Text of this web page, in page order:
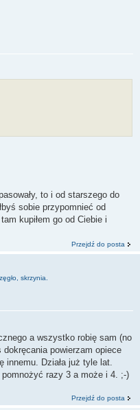
to i od starszego do
sobie przypomnieć od
kupiłem go od Ciebie i
Przejdź do posta
skrzynia.
a wszystko robię sam (no
powierzam opiece
Działa już tyle lat.
razy 3 a może i 4. ;-)
Przejdź do posta